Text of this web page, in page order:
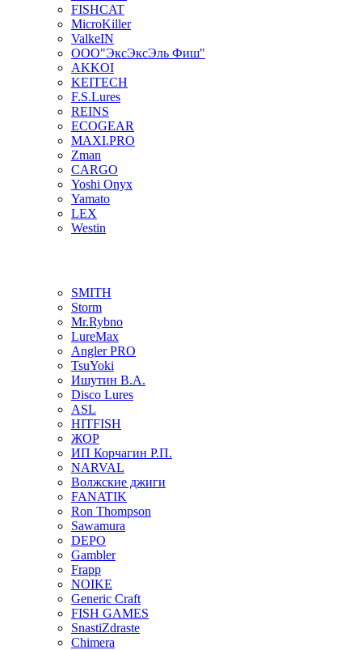
FISHCAT
MicroKiller
ValkeIN
ООО"ЭксЭксЭль Фиш"
AKKOI
KEITECH
F.S.Lures
REINS
ECOGEAR
MAXI.PRO
Zman
CARGO
Yoshi Onyx
Yamato
LEX
Westin
SMITH
Storm
Mr.Rybno
LureMax
Angler PRO
TsuYoki
Ишутин В.А.
Disco Lures
ASL
HITFISH
ЖОР
ИП Корчагин Р.П.
NARVAL
Волжские джиги
FANATIK
Ron Thompson
Sawamura
DEPO
Gambler
Frapp
NOIKE
Generic Craft
FISH GAMES
SnastiZdraste
Chimera